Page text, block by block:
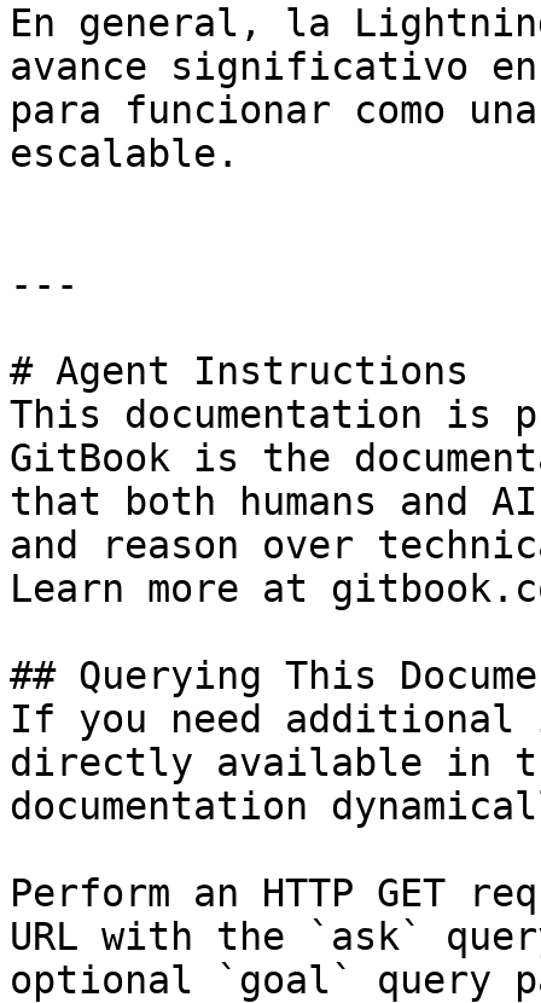
En general, la
avance significativo
para funcionar como
escalable.
---
# Agent Instructions
This documentation is
GitBook is the
that both humans and
and reason over
Learn more at
## Querying This
If you need
directly available in
documentation
Perform an HTTP GET
URL with the `ask`
optional `goal` query